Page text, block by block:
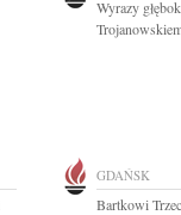
Wyrazy
GDAŃSK
Bartkowi